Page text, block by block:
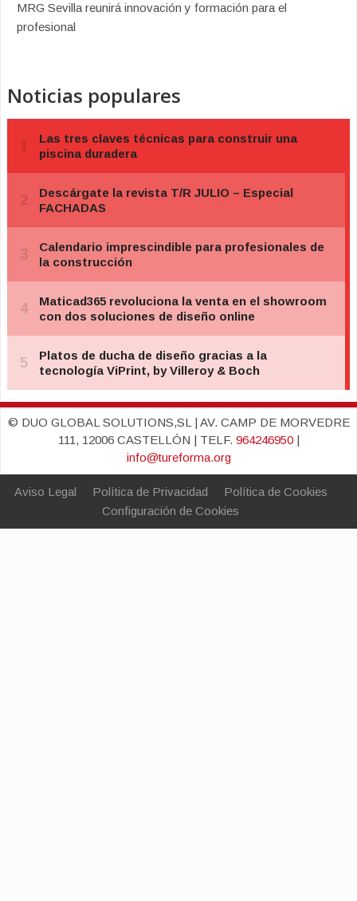
MRG Sevilla reunirá innovación y formación para el
profesional
Noticias populares
© DUO GLOBAL SOLUTIONS,SL | AV. CAMP DE MORVEDRE
111, 12006 CASTELLÓN | TELF. 964246950|
info@tureforma.org
Aviso Legal Política de Privacidad
Política de Cookies
Configuración de Cookies